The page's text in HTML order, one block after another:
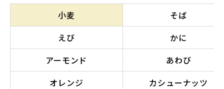
小麦
そば
えび
かに
アーモンド
あわび
オレンジ
カシューナッツ